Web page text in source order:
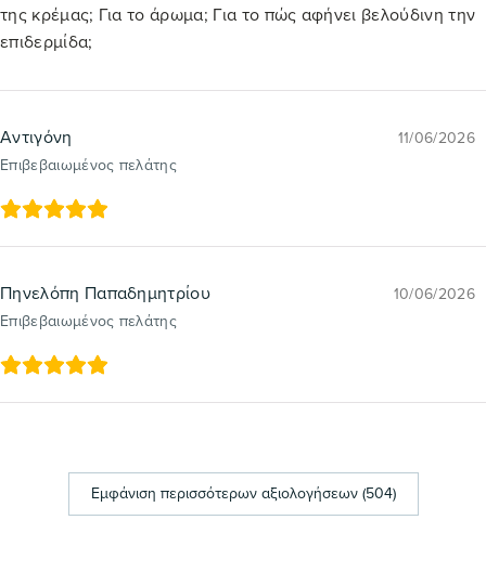
της κρέμας; Για το άρωμα; Για το πώς αφήνει βελούδινη την
επιδερμίδα;
Αντιγόνη
Επιβεβαιωμένος πελάτης
11/06/2026
Πηνελόπη Παπαδημητρίου
Επιβεβαιωμένος πελάτης
10/06/2026
Εμφάνιση περισσότερων αξιολογήσεων (504)